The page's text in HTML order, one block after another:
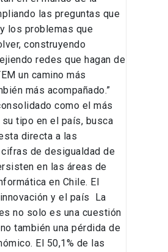
las preguntas que
los problemas que
construyendo
redes que hagan de
un camino más
más acompañado.”
como el más
tipo en el país, busca
directa a las
de desigualdad de
en las áreas de
en Chile. El
y el país La
no solo es una cuestión
también una pérdida de
El 50,1% de las